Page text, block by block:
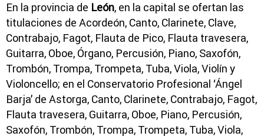
En la provincia de León, en la capital se ofertan las
titulaciones de Acordeón, Canto, Clarinete, Clave,
Contrabajo, Fagot, Flauta de Pico, Flauta travesera,
Guitarra, Oboe, Órgano, Percusión, Piano, Saxofón,
Trombón, Trompa, Trompeta, Tuba, Viola, Violín y
Violoncello; en el Conservatorio Profesional ‘Ángel
Barja’ de Astorga, Canto, Clarinete, Contrabajo, Fagot,
Flauta travesera, Guitarra, Oboe, Piano, Percusión,
Saxofón, Trombón, Trompa, Trompeta, Tuba, Viola,